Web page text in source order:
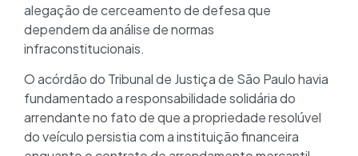
alegação de cerceamento de defesa que
dependem da análise de normas
infraconstitucionais.
O acórdão do Tribunal de Justiça de São Paulo havia
fundamentado a responsabilidade solidária do
arrendante no fato de que a propriedade resolúvel
do veículo persistia com a instituição financeira